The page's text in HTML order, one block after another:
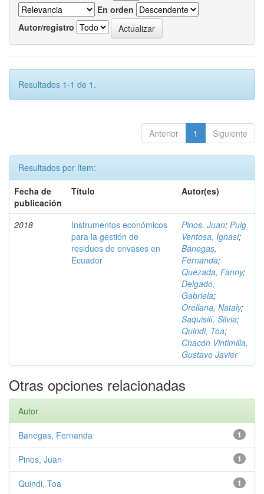
En orden
Autor/registro
Resultados 1-1 de 1.
Anterior 1 Siguiente
Resultados por ítem:
Fecha de
publicación
Título Autor(es)
2018
Instrumentos económicos
para la gestión de
residuos de envases en
Ecuador
Pinos, Juan; Puig
Ventosa, Ignasi;
Banegas,
Fernanda;
Quezada, Fanny;
Delgado,
Gabriela;
Orellana, Nataly;
Saquisilí, Silvia;
Quindi, Toa;
Chacón Vintimilla,
Gustavo Javier
Otras opciones relacionadas
Autor
1
Banegas, Fernanda
1
Pinos, Juan
1
Quindi, Toa